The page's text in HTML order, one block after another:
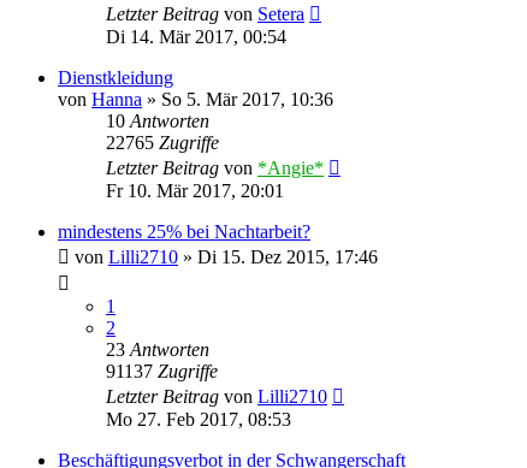
Letzter Beitrag von Setera
Di 14. Mär 2017, 00:54
Dienstkleidung
von Hanna » So 5. Mär 2017, 10:36
10 Antworten
22765 Zugriffe
Letzter Beitrag von *Angie*
Fr 10. Mär 2017, 20:01
mindestens 25% bei Nachtarbeit?
von Lilli2710 » Di 15. Dez 2015, 17:46
1
2
23 Antworten
91137 Zugriffe
Letzter Beitrag von Lilli2710
Mo 27. Feb 2017, 08:53
Beschäftigungsverbot in der Schwangerschaft